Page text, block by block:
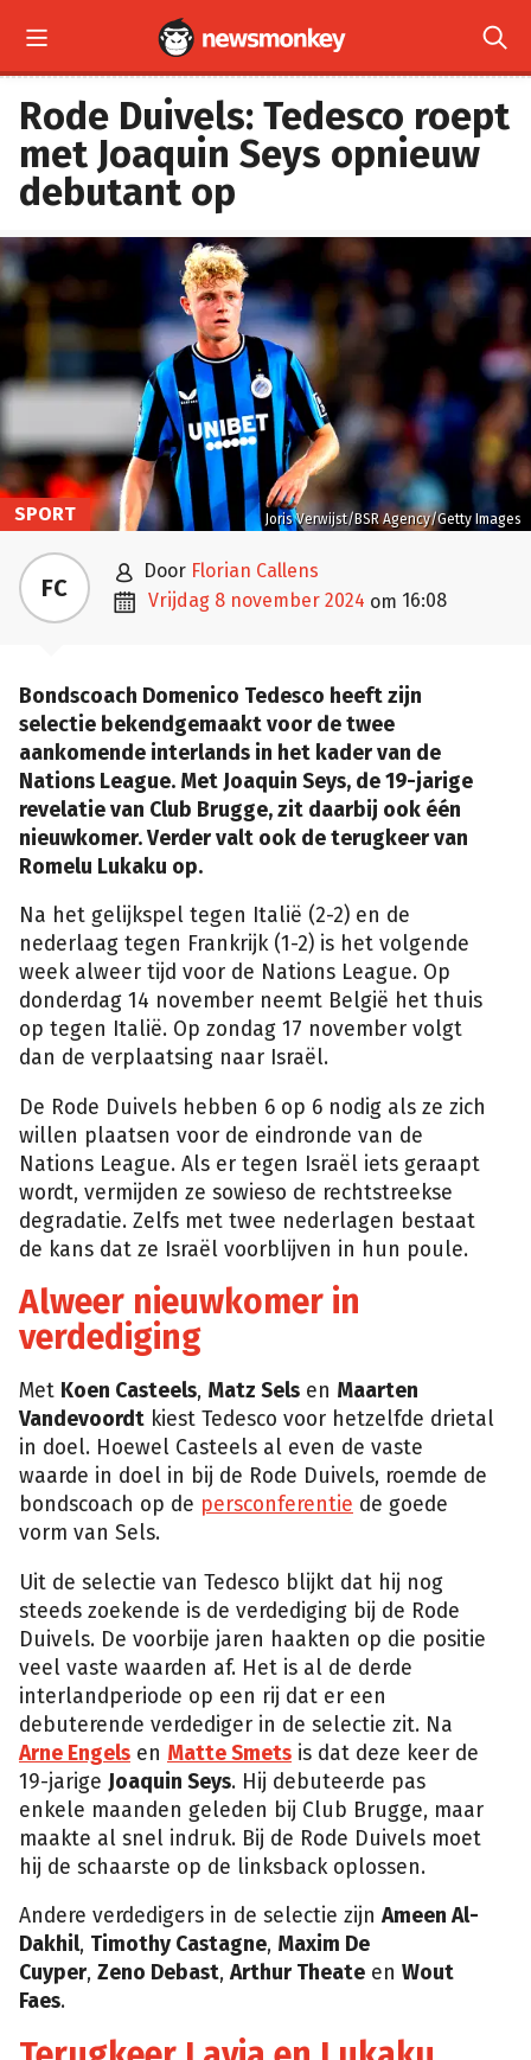
 
Rode Duivels: Tedesco roept
met Joaquin Seys opnieuw
debutant op
Joris Verwijst/BSR Agency/Getty Images
SPORT
FC  door Florian Callens
 vrijdag 8 november 2024 om 16:08
Bondscoach Domenico Tedesco heeft zijn
selectie bekendgemaakt voor de twee
aankomende interlands in het kader van de
Nations League. Met Joaquin Seys, de 19-jarige
revelatie van Club Brugge, zit daarbij ook één
nieuwkomer. Verder valt ook de terugkeer van
Romelu Lukaku op.
Na het gelijkspel tegen Italië (2-2) en de
nederlaag tegen Frankrijk (1-2) is het volgende
week alweer tijd voor de Nations League. Op
donderdag 14 november neemt België het thuis
op tegen Italië. Op zondag 17 november volgt
dan de verplaatsing naar Israël.
De Rode Duivels hebben 6 op 6 nodig als ze zich
willen plaatsen voor de eindronde van de
Nations League. Als er tegen Israël iets geraapt
wordt, vermijden ze sowieso de rechtstreekse
degradatie. Zelfs met twee nederlagen bestaat
de kans dat ze Israël voorblijven in hun poule.
Alweer nieuwkomer in
verdediging
Met Koen Casteels, Matz Sels en Maarten
Vandevoordt kiest Tedesco voor hetzelfde drietal
in doel. Hoewel Casteels al even de vaste
waarde in doel in bij de Rode Duivels, roemde de
bondscoach op de persconferentie de goede
vorm van Sels.
Uit de selectie van Tedesco blijkt dat hij nog
steeds zoekende is de verdediging bij de Rode
Duivels. De voorbije jaren haakten op die positie
veel vaste waarden af. Het is al de derde
interlandperiode op een rij dat er een
debuterende verdediger in de selectie zit. Na
Arne Engels en Matte Smets is dat deze keer de
19-jarige Joaquin Seys. Hij debuteerde pas
enkele maanden geleden bij Club Brugge, maar
maakte al snel indruk. Bij de Rode Duivels moet
hij de schaarste op de linksback oplossen.
Andere verdedigers in de selectie zijn Ameen Al-
Dakhil, Timothy Castagne, Maxim De
Cuyper, Zeno Debast, Arthur Theate en Wout
Faes.